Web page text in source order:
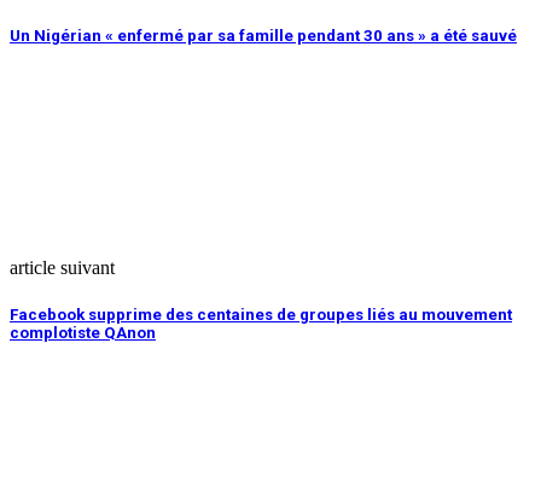
Un Nigérian « enfermé par sa famille pendant 30 ans » a été sauvé
article suivant
Facebook supprime des centaines de groupes liés au mouvement
complotiste QAnon